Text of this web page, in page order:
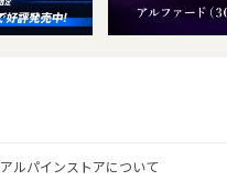
アルパインストアについて